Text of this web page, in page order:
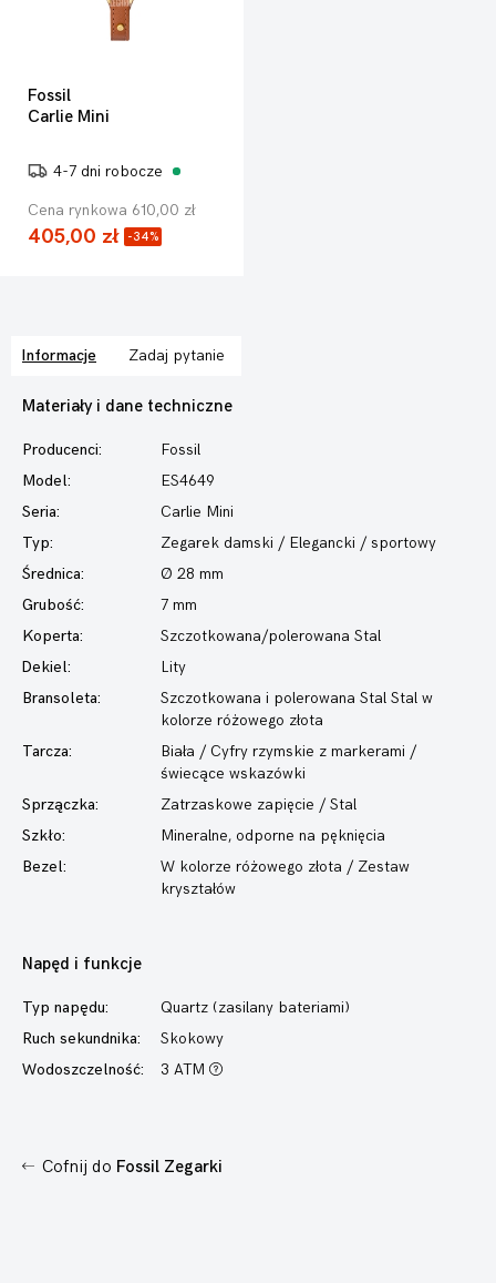
Fossil
Carlie Mini
4-7 dni robocze
Cena rynkowa 610,00 zł
405,00 zł -34%
Informacje Zadaj pytanie
Materiały i dane techniczne
Producenci:
Fossil
Model:
ES4649
Seria:
Carlie Mini
Typ:
Zegarek damski / Elegancki / sportowy
Średnica:
Ø 28 mm
Grubość:
7 mm
Koperta:
Szczotkowana/polerowana Stal
Dekiel:
Lity
Bransoleta:
Szczotkowana i polerowana Stal Stal w
kolorze różowego złota
Tarcza:
Biała / Cyfry rzymskie z markerami /
świecące wskazówki
Sprzączka:
Zatrzaskowe zapięcie / Stal
Szkło:
Mineralne, odporne na pęknięcia
Bezel:
W kolorze różowego złota / Zestaw
kryształów
Napęd i funkcje
Typ napędu:
Quartz (zasilany bateriami)
Ruch sekundnika:
Skokowy
Wodoszczelność:
3 ATM
Cofnij do Fossil Zegarki